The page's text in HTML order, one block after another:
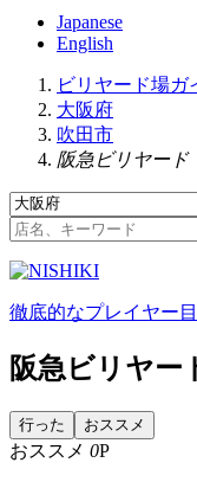
Japanese
English
ビリヤード場ガ
大阪府
吹田市
阪急ビリヤード
徹底的なプレイヤー
阪急ビリヤー
行った おススメ
おススメ 0P